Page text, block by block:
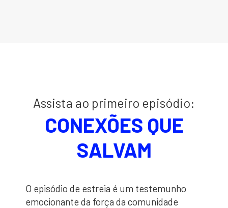
Assista ao primeiro episódio:
CONEXÕES QUE
SALVAM
O episódio de estreia é um testemunho
emocionante da força da comunidade